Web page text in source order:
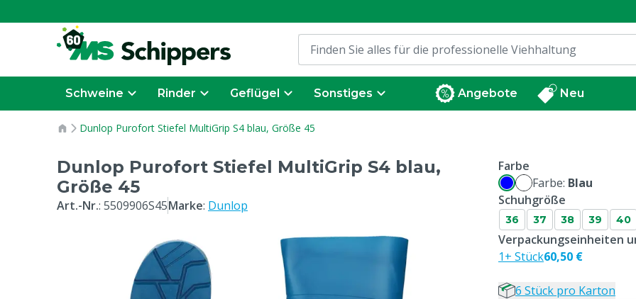
Schweine Rinder Geflügel Sonstiges Angebote Neu
Dunlop Purofort Stiefel MultiGrip S4 blau, Größe 45
Dunlop Purofort Stiefel MultiGrip S4 blau,
Größe 45
Art.-Nr.: 5509906S45Marke: Dunlop
Farbe
Farbe: Blau
Schuhgröße
36 37 38 39 40
Verpackungseinheiten
1+ Stück60,50 €
6 Stück pro Karton